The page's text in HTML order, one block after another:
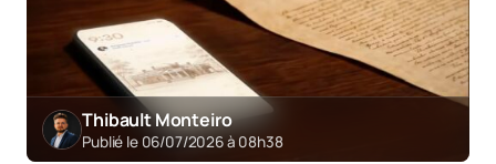
Thibault Monteiro
Publié le 06/07/2026 à 08h38